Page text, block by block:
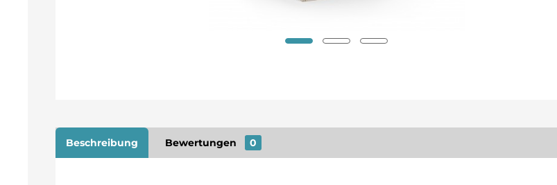
Beschreibung Bewertungen 0